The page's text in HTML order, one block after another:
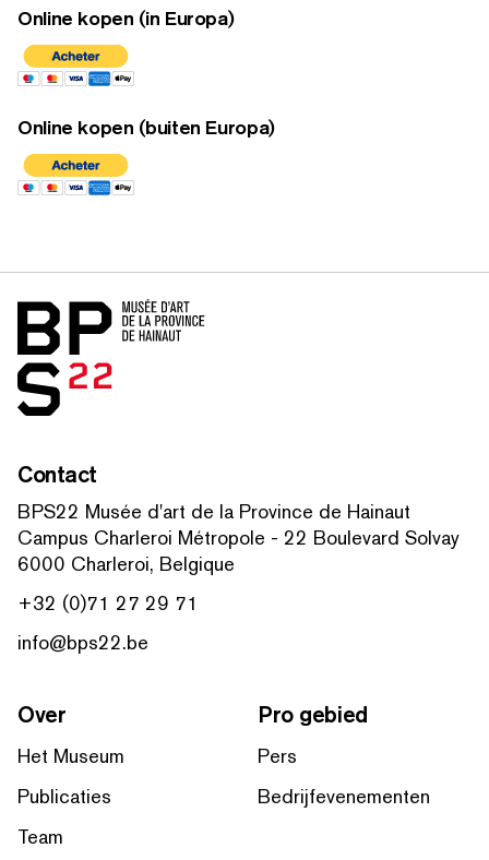
Online kopen (in Europa)
Online kopen (buiten Europa)
Home
Contact
BPS22 Musée d'art de la Province de Hainaut
Campus Charleroi Métropole - 22 Boulevard Solvay
6000 Charleroi, Belgique
+32 (0)71 27 29 71
info@bps22.be
Over
Het Museum
Publicaties
Team
Pro gebied
Pers
Bedrijfevenementen